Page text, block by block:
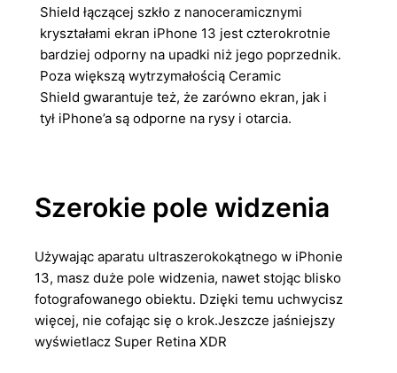
Shield łączącej szkło z nanoceramicznymi
kryształami ekran iPhone 13 jest czterokrotnie
bardziej odporny na upadki niż jego poprzednik.
Poza większą wytrzymałością Ceramic
Shield gwarantuje też, że zarówno ekran, jak i
tył iPhone’a są odporne na rysy i otarcia.
Szerokie pole widzenia
Używając aparatu ultraszerokokątnego w iPhonie
13, masz duże pole widzenia, nawet stojąc blisko
fotografowanego obiektu. Dzięki temu uchwycisz
więcej, nie cofając się o krok.Jeszcze jaśniejszy
wyświetlacz Super Retina XDR